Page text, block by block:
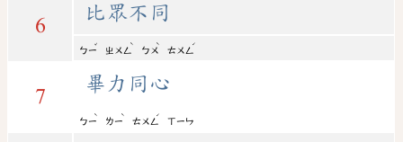
6
比眾不同
ㄅㄧ
ˇ
ㄓㄨㄥ
ˋ
ㄅㄨ
ˋ
ㄊㄨㄥ
ˊ
7
畢力同心
ㄅㄧ
ˋ
ㄌㄧ
ˋ
ㄊㄨㄥ
ˊ
ㄒㄧㄣ